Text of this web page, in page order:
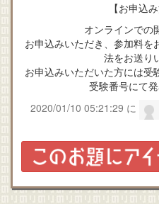
【お申込
オンラインでの
お申込みいただき、参加料
法をお送り
お申込みいただいた方には受
受験番号にて発
2020/01/10 05:21:29 に